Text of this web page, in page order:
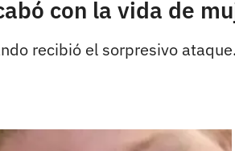
con la vida de
recibió el sorpresivo